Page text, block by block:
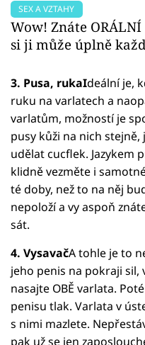
SEX A VZTAHY
Wow! Znáte
si ji může úplně
3. Pusa, rukaIdeální je,
ruku na varlatech a
varlatům, možností je
pusy kůži na nich
udělat cucflek. Jazykem
klidně vezměte i
té doby, než to na něj
nepoloží a vy aspoň
sát.
4. VysavačA tohle je to
jeho penis na pokraji
nasajte OBĚ varlata.
penisu tlak. Varlata v
s nimi mazlete.
pak už se jen